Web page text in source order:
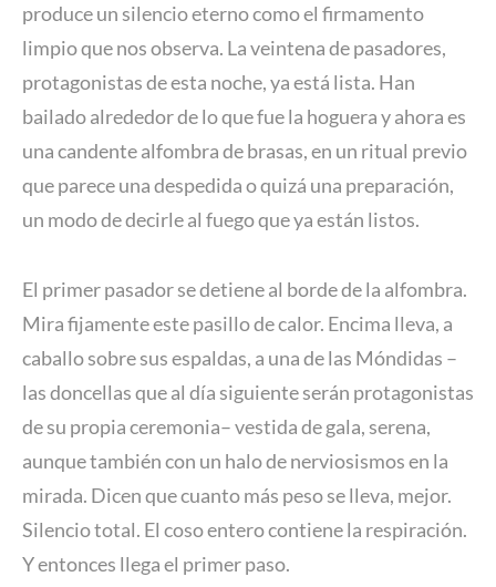
produce un silencio eterno como el firmamento
limpio que nos observa. La veintena de pasadores,
protagonistas de esta noche, ya está lista. Han
bailado alrededor de lo que fue la hoguera y ahora es
una candente alfombra de brasas, en un ritual previo
que parece una despedida o quizá una preparación,
un modo de decirle al fuego que ya están listos.
El primer pasador se detiene al borde de la alfombra.
Mira fijamente este pasillo de calor. Encima lleva, a
caballo sobre sus espaldas, a una de las Móndidas –
las doncellas que al día siguiente serán protagonistas
de su propia ceremonia– vestida de gala, serena,
aunque también con un halo de nerviosismos en la
mirada. Dicen que cuanto más peso se lleva, mejor.
Silencio total. El coso entero contiene la respiración.
Y entonces llega el primer paso.